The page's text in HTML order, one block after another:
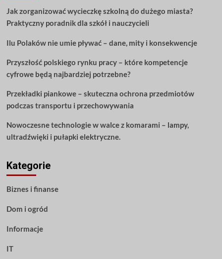
temat
piłki
Jak zorganizować wycieczkę szkolną do dużego miasta?
Praktyczny poradnik dla szkół i nauczycieli
Ilu Polaków nie umie pływać – dane, mity i konsekwencje
Przyszłość polskiego rynku pracy – które kompetencje
cyfrowe będą najbardziej potrzebne?
Przekładki piankowe – skuteczna ochrona przedmiotów
podczas transportu i przechowywania
Nowoczesne technologie w walce z komarami – lampy,
ultradźwięki i pułapki elektryczne.
Kategorie
Biznes i finanse
Dom i ogród
Informacje
IT